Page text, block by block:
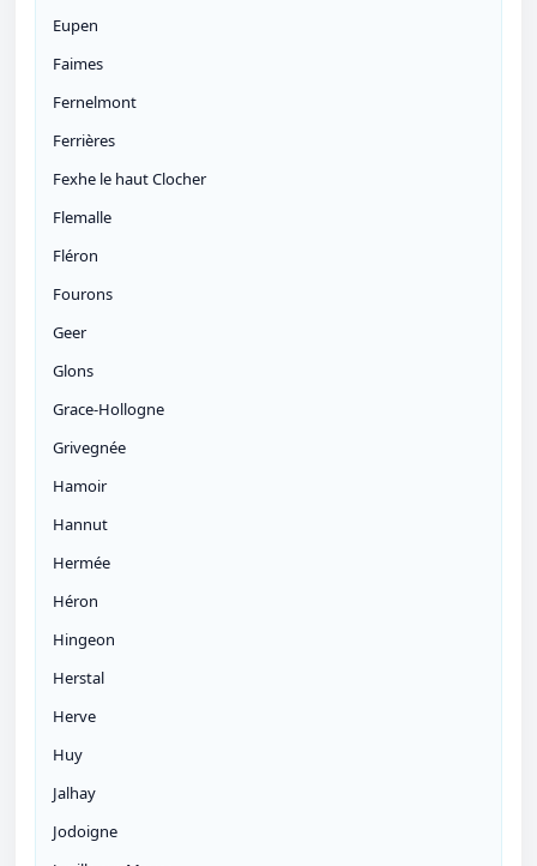
Eupen
Faimes
Fernelmont
Ferrières
Fexhe le haut Clocher
Flemalle
Fléron
Fourons
Geer
Glons
Grace-Hollogne
Grivegnée
Hamoir
Hannut
Hermée
Héron
Hingeon
Herstal
Herve
Huy
Jalhay
Jodoigne